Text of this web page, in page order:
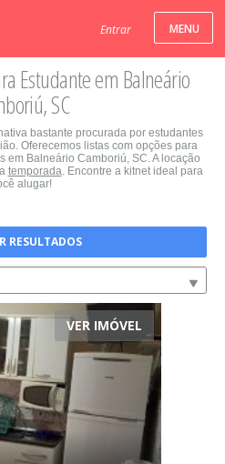
Entrar
Estudante em Balneário
SC
bastante procurada por estudantes
Oferecemos listas com opções para
em Balneário Camboriú, SC. A locação
temporada. Encontre a kitnet ideal para
alugar!
RESULTADOS
VER IMÓVEL